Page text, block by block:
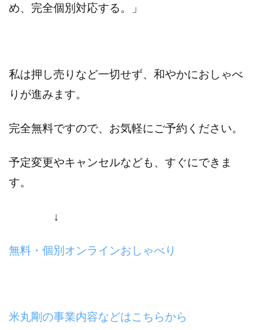
め、完全個別対応する。」
私は押し売りなど一切せず、和やかにおしゃべ
りが進みます。
完全無料ですので、お気軽にご予約ください。
予定変更やキャンセルなども、すぐにできま
す。
↓
無料・個別オンラインおしゃべり
米丸剛の事業内容などはこちらから